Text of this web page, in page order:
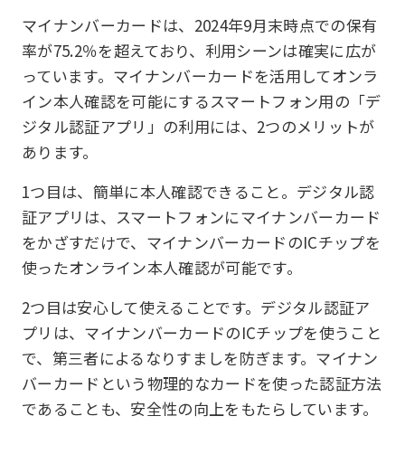
マイナンバーカードは、2024年9月末時点での保有
率が75.2％を超えており、利用シーンは確実に広が
っています。マイナンバーカードを活用してオンラ
イン本人確認を可能にするスマートフォン用の「デ
ジタル認証アプリ」の利用には、2つのメリットが
あります。
1つ目は、簡単に本人確認できること。デジタル認
証アプリは、スマートフォンにマイナンバーカード
をかざすだけで、マイナンバーカードのICチップを
使ったオンライン本人確認が可能です。
2つ目は安心して使えることです。デジタル認証ア
プリは、マイナンバーカードのICチップを使うこと
で、第三者によるなりすましを防ぎます。マイナン
バーカードという物理的なカードを使った認証方法
であることも、安全性の向上をもたらしています。